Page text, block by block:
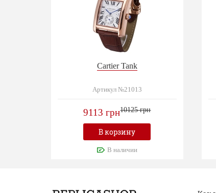
Cartier Tank
Артикул №21013
9113 грн10125 грн
В корзину
В наличии